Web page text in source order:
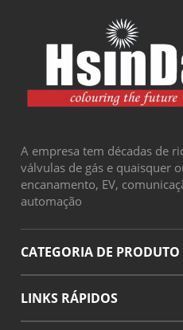
A empresa tem décadas de
válvulas de gás e quaisquer
encanamento, EV,
automação
CATEGORIA DE PRODUTO
LINKS RÁPIDOS